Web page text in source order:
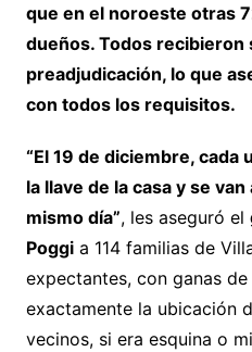
que en el noroeste otras
dueños. Todos recibieron
preadjudicación, lo que
con todos los requisitos.
“El 19 de diciembre,
la llave de la casa y se
mismo día”, les aseguró el
Poggia 114 familias de
expectantes, con ganas
exactamente la ubicación
vecinos, si era esquina o